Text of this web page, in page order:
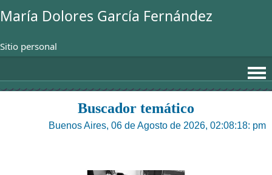
María Dolores García Fernández
Sitio personal
Buscador temático
Buenos Aires, 06 de Agosto de 2026, 02:08:18: pm